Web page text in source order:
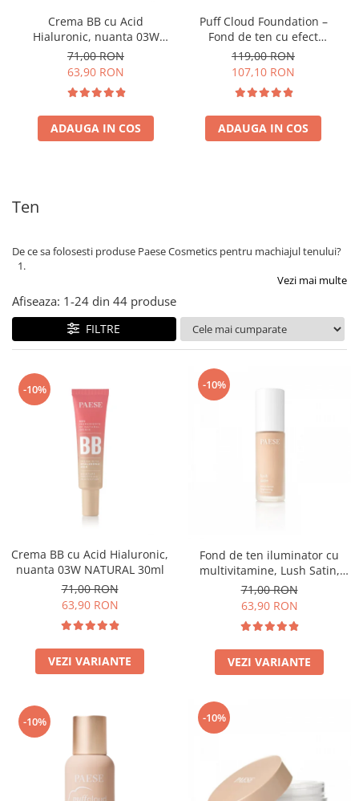
Crema BB cu Acid
Hialuronic, nuanta 03W
NATURAL 30ml
71,00 RON
63,90 RON
ADAUGA IN COS
Puff Cloud Foundation –
Fond de ten cu efect
natural
119,00 RON
107,10 RON
ADAUGA IN COS
Ten
De ce sa folosesti produse Paese Cosmetics pentru machiajul tenului?
Vezi mai multe
Afiseaza: 1-24 din 44 produse
FILTRE
-10%
Crema BB cu Acid Hialuronic,
nuanta 03W NATURAL 30ml
71,00 RON
63,90 RON
VEZI VARIANTE
-10%
Fond de ten iluminator cu
multivitamine, Lush Satin,
nuanta 31 Warm Beige - 30ml
71,00 RON
63,90 RON
VEZI VARIANTE
-10% -10%